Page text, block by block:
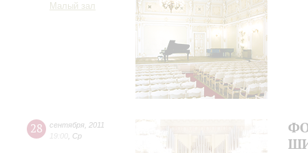
Малый зал
28 сентября 2011
19:00 Ср